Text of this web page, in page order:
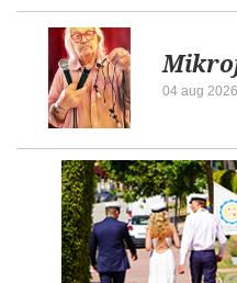
04 aug 2026